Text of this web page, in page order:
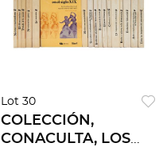
Lot 30
COLECCIÓN,
CONACULTA, LOS